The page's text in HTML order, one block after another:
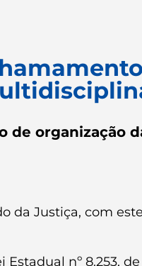
de organização
Justiça, com
Estadual nº 8.253,